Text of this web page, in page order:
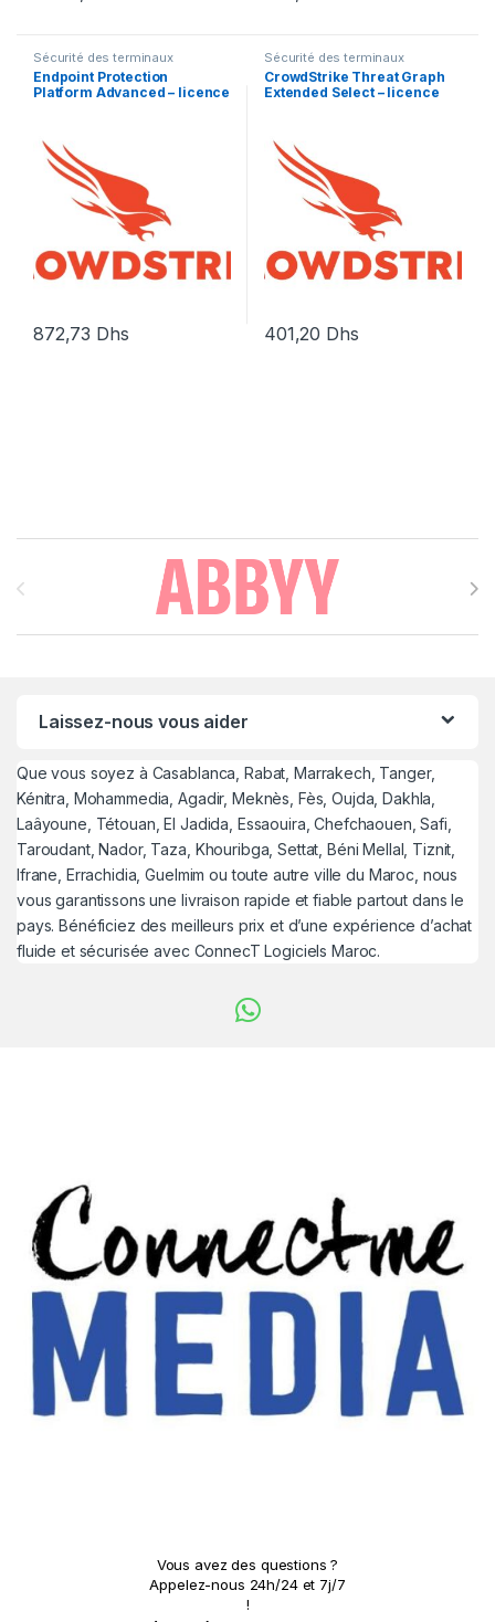
Sécurité des terminaux
Endpoint Protection
Platform Advanced – licence
872,73 Dhs
Sécurité des terminaux
CrowdStrike Threat Graph
Extended Select – licence
401,20 Dhs
Brands Carousel
Laissez-nous vous aider
Que vous soyez à Casablanca, Rabat, Marrakech, Tanger,
Kénitra, Mohammedia, Agadir, Meknès, Fès, Oujda, Dakhla,
Laâyoune, Tétouan, El Jadida, Essaouira, Chefchaouen, Safi,
Taroudant, Nador, Taza, Khouribga, Settat, Béni Mellal, Tiznit,
Ifrane, Errachidia, Guelmim ou toute autre ville du Maroc, nous
vous garantissons une livraison rapide et fiable partout dans le
pays. Bénéficiez des meilleurs prix et d’une expérience d’achat
fluide et sécurisée avec ConnecT Logiciels Maroc.
Vous avez des questions ?
Appelez-nous 24h/24 et 7j/7
!